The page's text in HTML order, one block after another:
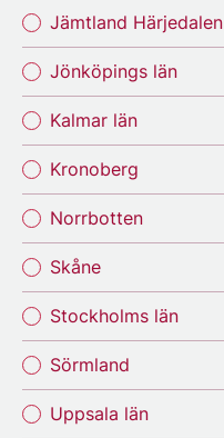
Jämtland Härjedalen
Jönköpings län
Kalmar län
Kronoberg
Norrbotten
Skåne
Stockholms län
Sörmland
Uppsala län